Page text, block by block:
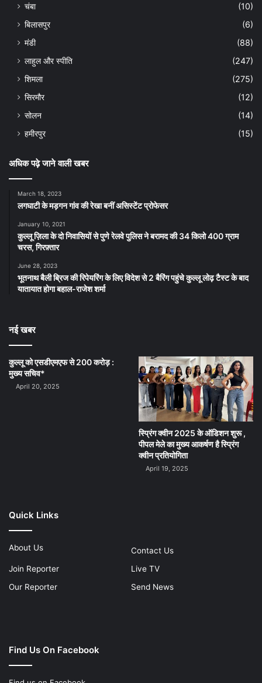
चंबा
(10)
बिलासपुर
(6)
मंडी
(88)
लाहुल और स्पीति
(247)
शिमला
(275)
सिरमौर
(12)
सोलन
(14)
हमीरपुर
(15)
अधिक पढ़े जाने वाली खबर
March 18, 2023
लगघाटी के मड़गन गांव की रेखा बनीं असिस्टेंट प्रोफेसर
January 10, 2021
कुल्लू ज़िला के दो निवासियों से पुणे रेलवे पुलिस ने बरामद की 34 किलो 400 ग्राम
चरस, गिरफ़्तार
June 28, 2023
भूतनाथ बैली ब्रिज की रिपेयरिंग के लिए विदेश से 2 बैरिंग पहुंचे कुल्लू लोढ़ टैस्ट के बाद
यातायात होगा बहाल-राजेश शर्मा
नई खबर
कुल्लू को एसडीएमएफ से 200 करोड़ :
मुख्य सचिव*
April 20, 2025
स्प्रिंग क्वीन 2025 के ऑडिशन शुरू ,
पीपल मेले का मुख्य आकर्षण है स्प्रिंग
क्वीन प्रतियोगिता
April 19, 2025
Quick Links
About Us
Contact Us
Join Reporter
Live TV
Our Reporter
Send News
Find Us On Facebook